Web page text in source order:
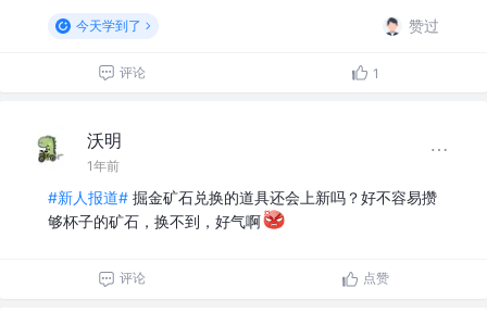
今天学到了 赞过
评论 1
沃明
1年前
#新人报道# 掘金矿石兑换的道具还会上新吗？好不容易攒
够杯子的矿石，换不到，好气啊
评论 点赞